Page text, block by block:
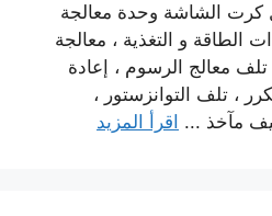
كرت الشاشة وحدة معالجة
الطاقة و التغذية ، معالجة
تلف معالج الرسوم ، إعادة
، تلف التوانزستور ،
مآخذ ... اقرأ المزيد